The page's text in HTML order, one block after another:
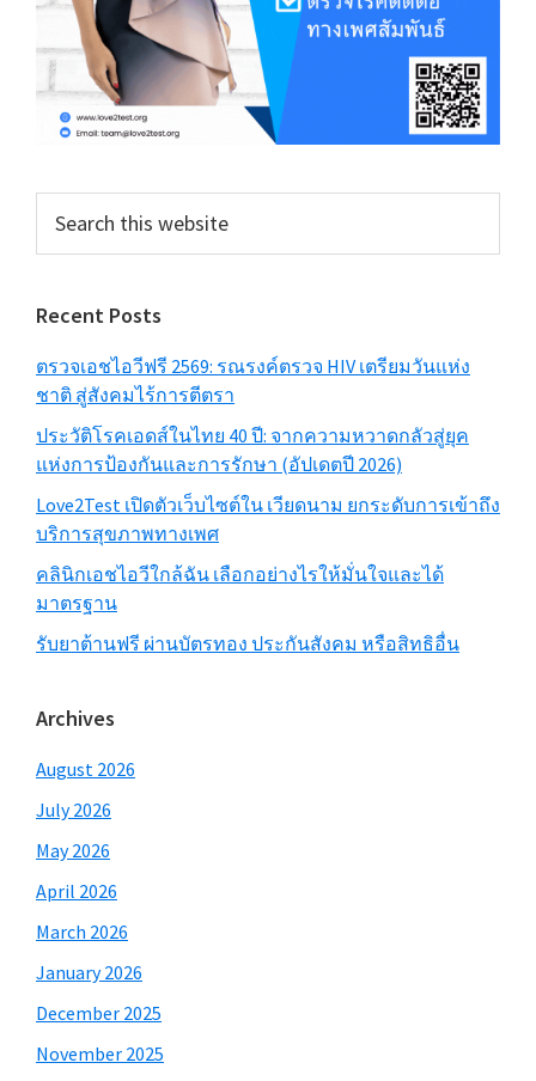
this
Recent Posts
ตรวจเอชไอวีฟรี 2569: รณรงค์ตรวจ HIV เตรียมวันแห่ง
ชาติ สู่สังคมไร้การตีตรา
ประวัติโรคเอดส์ในไทย 40 ปี: จากความหวาดกลัวสู่ยุค
แห่งการป้องกันและการรักษา (อัปเดตปี 2026)
Love2Test เปิดตัวเว็บไซต์ใน เวียดนาม ยกระดับการเข้าถึง
บริการสุขภาพทางเพศ
คลินิกเอชไอวีใกล้ฉัน เลือกอย่างไรให้มั่นใจและได้
มาตรฐาน
รับยาต้านฟรี ผ่านบัตรทอง ประกันสังคม หรือสิทธิอื่น
Archives
August 2026
July 2026
May 2026
April 2026
March 2026
January 2026
December 2025
November 2025